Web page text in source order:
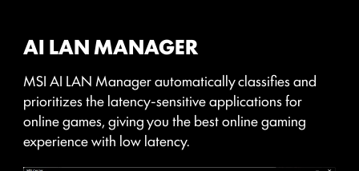
AI LAN MANAGER
MSI AI LAN Manager automatically classifies and
prioritizes the latency-sensitive applications for
online games, giving you the best online gaming
experience with low latency.
DAISY CHAIN
EXTERNAL STORAGE /
DOCKS